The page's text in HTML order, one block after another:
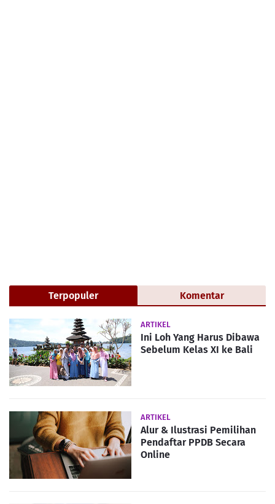
Terpopuler Komentar
ARTIKEL
Ini Loh Yang Harus Dibawa
Sebelum Kelas XI ke Bali
ARTIKEL
Alur & Ilustrasi Pemilihan
Pendaftar PPDB Secara
Online